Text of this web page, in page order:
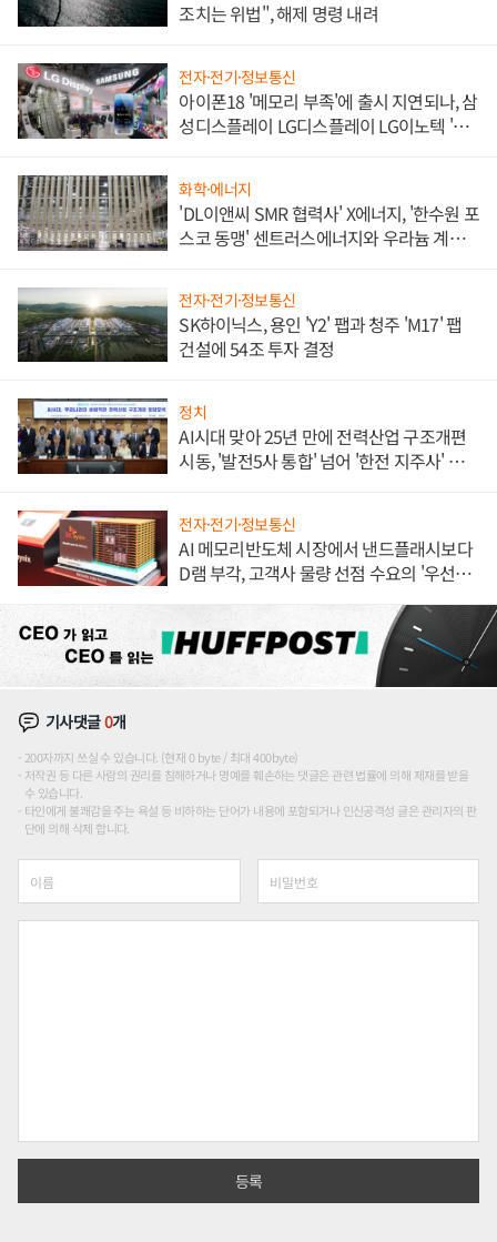
조치는 위법", 해제 명령 내려
전자·전기·정보통신
아이폰18 '메모리 부족'에 출시 지연되나, 삼
성디스플레이 LG디스플레이 LG이노텍 '탈
화학·에너지
'DL이앤씨 SMR 협력사' X에너지, '한수원 포
스코 동맹' 센트러스에너지와 우라늄 계약
전자·전기·정보통신
SK하이닉스, 용인 'Y2' 팹과 청주 'M17' 팹
건설에 54조 투자 결정
정치
AI시대 맞아 25년 만에 전력산업 구조개편
시동, '발전5사 통합' 넘어 '한전 지주사' 재편
전자·전기·정보통신
AI 메모리반도체 시장에서 낸드플래시보다
D램 부각, 고객사 물량 선점 수요의 '우선순
기사댓글0개
200자까지 쓰실 수 있습니다. (현재 0 byte / 최대 400byte)
저작권 등 다른 사람의 권리를 침해하거나 명예를 훼손하는 댓글은 관련 법률에 의해 제재를 받을
수 있습니다.
타인에게 불쾌감을 주는 욕설 등 비하하는 단어가 내용에 포함되거나 인신공격성 글은 관리자의 판
단에 의해 삭제 합니다.